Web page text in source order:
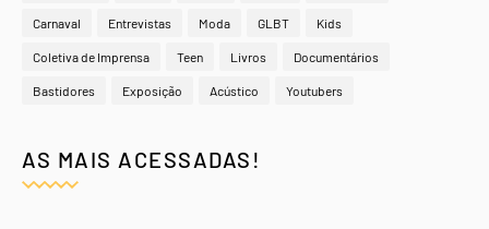
Carnaval Entrevistas Moda GLBT Kids
Coletiva de Imprensa Teen Livros Documentários
Bastidores Exposição Acústico Youtubers
AS MAIS ACESSADAS!